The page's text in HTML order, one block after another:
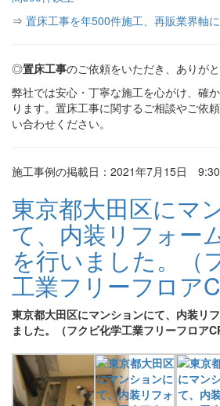
⇒ 置床工事を年500件施工、再販業界軸
◎置床工事のご依頼をいただき、ありが
弊社では安心・丁寧な施工を心がけ、確
ります。置床工事に関するご相談やご依
い合わせください。
施工事例の掲載日：2021年7月15日
東京都大田区にマ
て、内装リフォー
を行いました。（
工業フリーフロア
東京都大田区にマンションにて、内装リ
ました。（フクビ化学工業フリーフロア